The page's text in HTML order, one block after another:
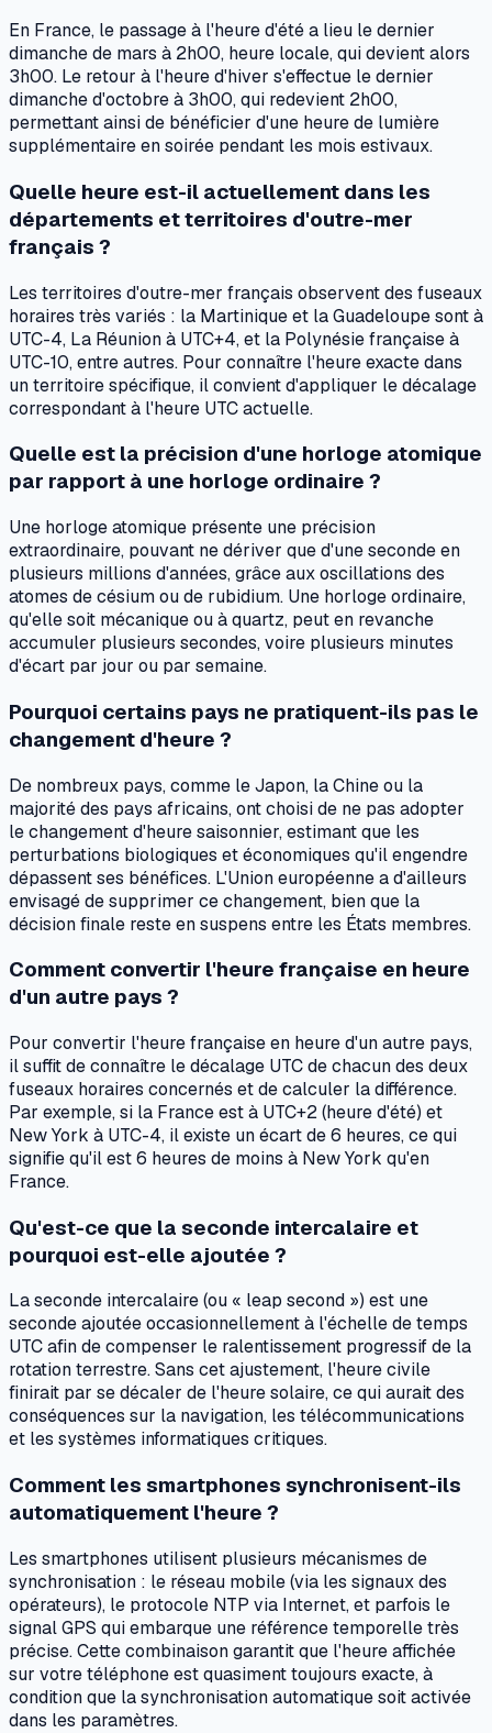
En France, le passage à l'heure d'été a lieu le dernier
dimanche de mars à 2h00, heure locale, qui devient alors
3h00. Le retour à l'heure d'hiver s'effectue le dernier
dimanche d'octobre à 3h00, qui redevient 2h00,
permettant ainsi de bénéficier d'une heure de lumière
supplémentaire en soirée pendant les mois estivaux.
Quelle heure est-il actuellement dans les
départements et territoires d'outre-mer
français ?
Les territoires d'outre-mer français observent des fuseaux
horaires très variés : la Martinique et la Guadeloupe sont à
UTC-4, La Réunion à UTC+4, et la Polynésie française à
UTC-10, entre autres. Pour connaître l'heure exacte dans
un territoire spécifique, il convient d'appliquer le décalage
correspondant à l'heure UTC actuelle.
Quelle est la précision d'une horloge atomique
par rapport à une horloge ordinaire ?
Une horloge atomique présente une précision
extraordinaire, pouvant ne dériver que d'une seconde en
plusieurs millions d'années, grâce aux oscillations des
atomes de césium ou de rubidium. Une horloge ordinaire,
qu'elle soit mécanique ou à quartz, peut en revanche
accumuler plusieurs secondes, voire plusieurs minutes
d'écart par jour ou par semaine.
Pourquoi certains pays ne pratiquent-ils pas le
changement d'heure ?
De nombreux pays, comme le Japon, la Chine ou la
majorité des pays africains, ont choisi de ne pas adopter
le changement d'heure saisonnier, estimant que les
perturbations biologiques et économiques qu'il engendre
dépassent ses bénéfices. L'Union européenne a d'ailleurs
envisagé de supprimer ce changement, bien que la
décision finale reste en suspens entre les États membres.
Comment convertir l'heure française en heure
d'un autre pays ?
Pour convertir l'heure française en heure d'un autre pays,
il suffit de connaître le décalage UTC de chacun des deux
fuseaux horaires concernés et de calculer la différence.
Par exemple, si la France est à UTC+2 (heure d'été) et
New York à UTC-4, il existe un écart de 6 heures, ce qui
signifie qu'il est 6 heures de moins à New York qu'en
France.
Qu'est-ce que la seconde intercalaire et
pourquoi est-elle ajoutée ?
La seconde intercalaire (ou « leap second ») est une
seconde ajoutée occasionnellement à l'échelle de temps
UTC afin de compenser le ralentissement progressif de la
rotation terrestre. Sans cet ajustement, l'heure civile
finirait par se décaler de l'heure solaire, ce qui aurait des
conséquences sur la navigation, les télécommunications
et les systèmes informatiques critiques.
Comment les smartphones synchronisent-ils
automatiquement l'heure ?
Les smartphones utilisent plusieurs mécanismes de
synchronisation : le réseau mobile (via les signaux des
opérateurs), le protocole NTP via Internet, et parfois le
signal GPS qui embarque une référence temporelle très
précise. Cette combinaison garantit que l'heure affichée
sur votre téléphone est quasiment toujours exacte, à
condition que la synchronisation automatique soit activée
dans les paramètres.